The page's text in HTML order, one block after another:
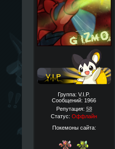
Группа: V.I.P.
Сообщений: 1966
Репутация: 58
Статус: Оффлайн
Покемоны сайта: